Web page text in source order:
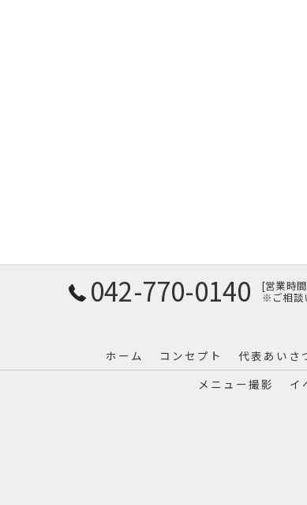
042-770-0140 [営業時
※ご相談
ホーム コンセプト 代表あいさ
メニュー撮影
イ